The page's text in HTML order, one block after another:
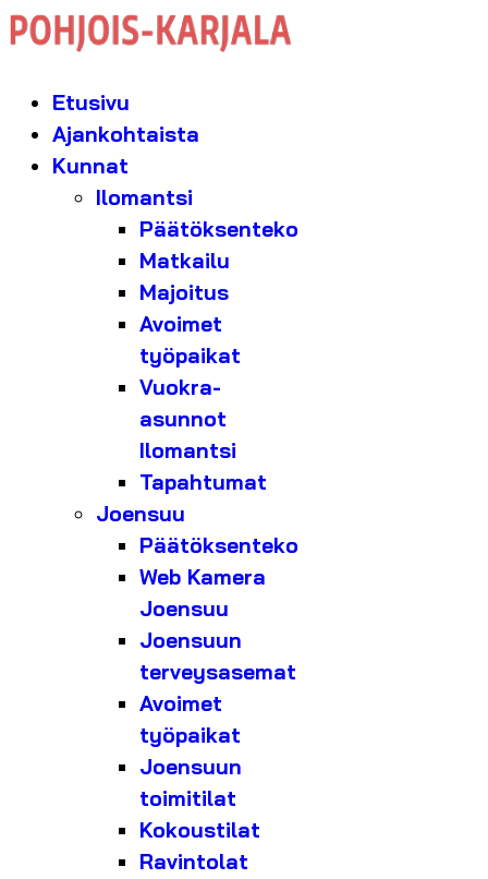
Etusivu
Ajankohtaista
Kunnat
Ilomantsi
Päätöksenteko
Matkailu
Majoitus
Avoimet
työpaikat
Vuokra-
asunnot
Ilomantsi
Tapahtumat
Joensuu
Päätöksenteko
Web Kamera
Joensuu
Joensuun
terveysasemat
Avoimet
työpaikat
Joensuun
toimitilat
Kokoustilat
Ravintolat